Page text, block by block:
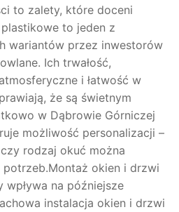
to zalety, które doceni
to jeden z
wariantów przez inwestorów
Ich trwałość,
i łatwość w
że są świetnym
w Dąbrowie Górniczej
możliwość personalizacji –
rodzaj okuć można
okien i drzwi
na późniejsze
instalacja okien i drzwi